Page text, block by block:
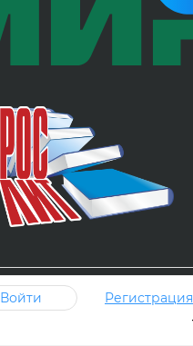
Покупки от 1 книги
Войти Регистрация